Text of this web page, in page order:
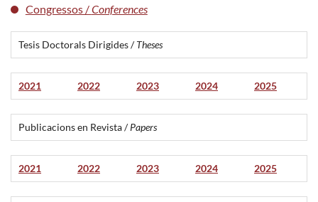
Congressos /Conferences
Tesis Doctorals Dirigides /Theses
2021 2022 2023 2024 2025
Publicacions en Revista /Papers
2021 2022 2023 2024 2025